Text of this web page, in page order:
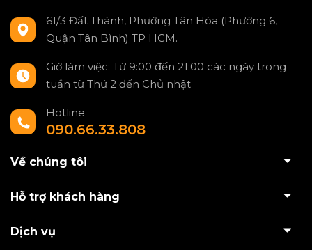
61/3 Đất Thánh, Phường Tân Hòa (Phường 6,
Quận Tân Bình) TP HCM.
Giờ làm việc: Từ 9:00 đến 21:00 các ngày trong
tuần từ Thứ 2 đến Chủ nhật
Hotline
090.66.33.808
Về chúng tôi
Hỗ trợ khách hàng
Dịch vụ